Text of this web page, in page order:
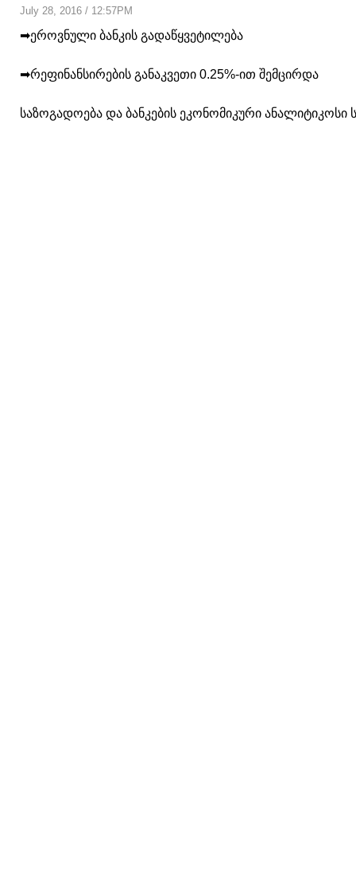
July 28, 2016 / 12:57PM
➡ეროვნული ბანკის გადაწყვეტილება
➡რეფინანსირების განაკვეთი 0.25%-ით შემცირდა
საზოგადოება და ბანკების ეკონომიკური ანალიტიკოსი